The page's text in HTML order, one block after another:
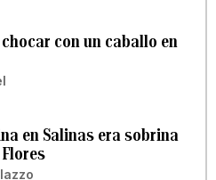
con un caballo en
en Salinas era sobrina